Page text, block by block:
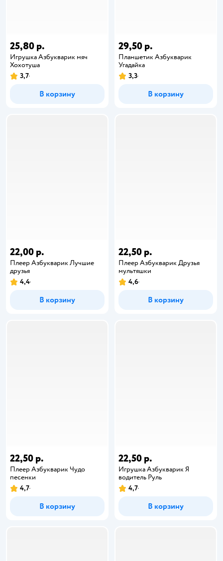
25,80 р.
Игрушка Азбукварик мяч
Хохотуша
3,7
В корзину
29,50 р.
Планшетик Азбукварик
Угадайка
3,3
В корзину
22,00 р.
Плеер Азбукварик Лучшие
друзья
4,4
В корзину
22,50 р.
Плеер Азбукварик Друзья
мультяшки
4,6
В корзину
22,50 р.
Плеер Азбукварик Чудо
песенки
4,7
В корзину
22,50 р.
Игрушка Азбукварик Я
водитель Руль
4,7
В корзину